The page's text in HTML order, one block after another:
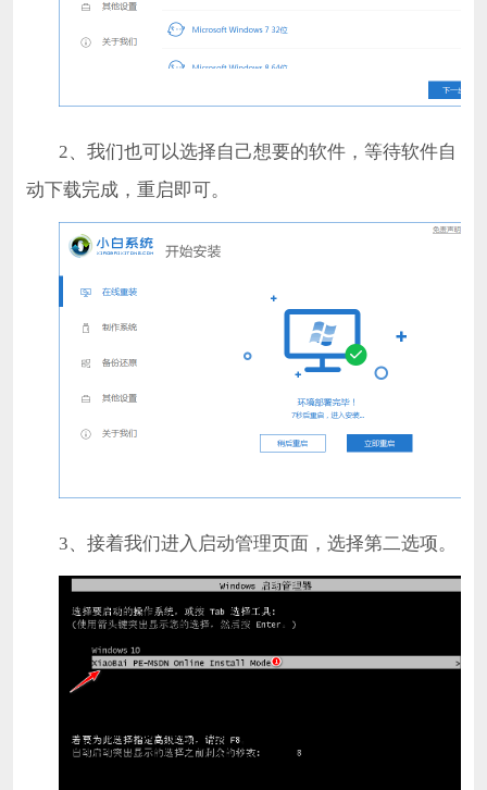
2、我们也可以选择自己想要的软件，等待软件自
动下载完成，重启即可。
3、接着我们进入启动管理页面，选择第二选项。